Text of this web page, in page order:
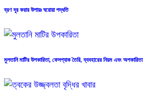
ব্রণ দূর করার উপায়ঃ ঘরোয়া পদ্ধতি
মুলতানি মাটির উপকারিতা, ফেসপ্যাক তৈরি, ব্যবহারের নিয়ম এবং অপকারিতা